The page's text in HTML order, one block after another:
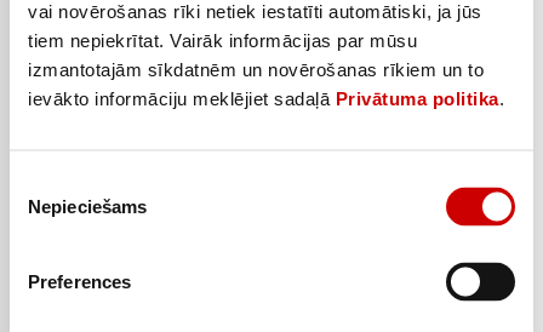
vai novērošanas rīki netiek iestatīti automātiski, ja jūs
tiem nepiekrītat. Vairāk informācijas par mūsu
izmantotajām sīkdatnēm un novērošanas rīkiem un to
ievākto informāciju meklējiet sadaļā Privātuma politika.
izvēle
Nepieciešams
Preferences
Papīra dvieļi ZEWA Premium 2k. 120lap.
1
. 99€ 3
. 99 €